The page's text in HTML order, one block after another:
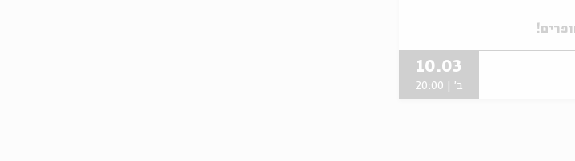
10.03
ב' | 20:00